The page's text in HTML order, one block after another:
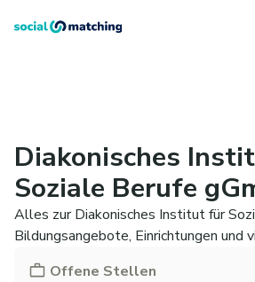
Diakonisches
Soziale Berufe
Alles zur Diakonisches Institut für
Bildungsangebote, Einrichtungen und
Offene Stellen